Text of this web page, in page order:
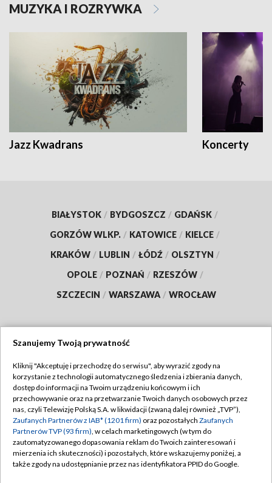
MUZYKA I ROZRYWKA
Jazz Kwadrans Koncerty
BIAŁYSTOK / BYDGOSZCZ / GDAŃSK /
GORZÓW WLKP. / KATOWICE / KIELCE /
KRAKÓW / LUBLIN / ŁÓDŹ / OLSZTYN /
OPOLE / POZNAŃ / RZESZÓW /
SZCZECIN / WARSZAWA / WROCŁAW
TVP
Abonament TVP
Emisja w TVP
Centrum informacji TVP
Naziemna Telewizja Cyfrowa
Regulamin TVP
Polityka prywatności
Moje zgody
Pomoc
Szanujemy Twoją prywatność
Kliknij "Akceptuję i przechodzę do serwisu", aby wyrazić zgody na
korzystanie z technologii automatycznego śledzenia i zbierania danych,
dostęp do informacji na Twoim urządzeniu końcowym i ich
przechowywanie oraz na przetwarzanie Twoich danych osobowych przez
nas, czyli Telewizję Polską S.A. w likwidacji (zwaną dalej również „TVP”),
Zaufanych Partnerów z IAB* (1201 firm) oraz pozostałych Zaufanych
Partnerów TVP (93 firm), w celach marketingowych (w tym do
zautomatyzowanego dopasowania reklam do Twoich zainteresowań i
mierzenia ich skuteczności) i pozostałych, które wskazujemy poniżej, a
także zgody na udostępnianie przez nas identyfikatora PPID do Google.